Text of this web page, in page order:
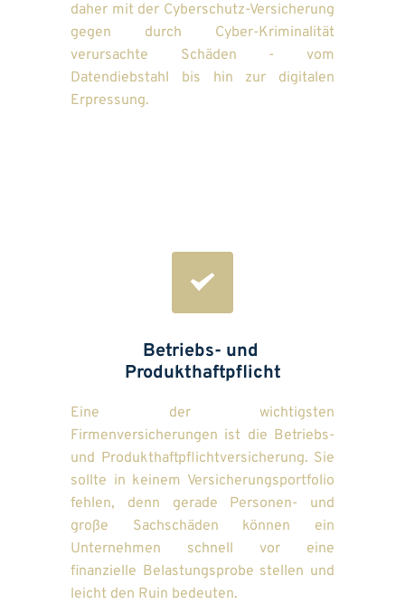
daher mit der Cyberschutz-Versicherung
gegen durch Cyber-Kriminalität
verursachte Schäden - vom
Datendiebstahl bis hin zur digitalen
Erpressung.
Betriebs- und
Produkthaftpflicht
Eine der wichtigsten
Firmenversicherungen ist die Betriebs-
und Produkthaftpflichtversicherung. Sie
sollte in keinem Versicherungsportfolio
fehlen, denn gerade Personen- und
große Sachschäden können ein
Unternehmen schnell vor eine
finanzielle Belastungsprobe stellen und
leicht den Ruin bedeuten.